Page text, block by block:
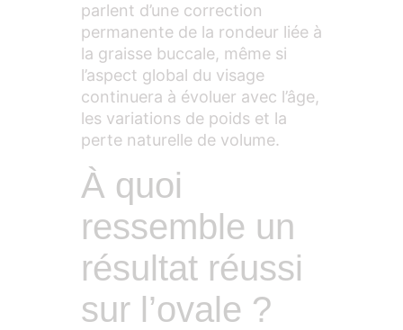
parlent d’une correction
permanente de la rondeur liée à
la graisse buccale, même si
l’aspect global du visage
continuera à évoluer avec l’âge,
les variations de poids et la
perte naturelle de volume.
À quoi
ressemble un
résultat réussi
sur l’ovale ?